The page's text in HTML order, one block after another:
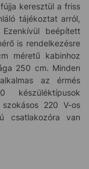
keresztül a friss
tájékoztat arról,
beépített
is rendelkezésre
méretű kabinhoz
250 cm. Minden
az érmés
220 V-os
csatlakozóra van